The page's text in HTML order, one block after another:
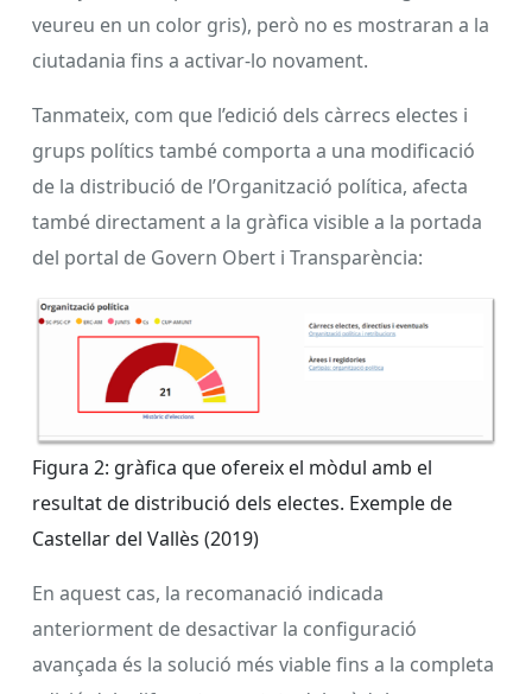
veureu en un color gris), però no es mostraran a la
ciutadania fins a activar-lo novament.
Tanmateix, com que l’edició dels càrrecs electes i
grups polítics també comporta a una modificació
de la distribució de l’Organització política, afecta
també directament a la gràfica visible a la portada
del portal de Govern Obert i Transparència:
Figura 2: gràfica que ofereix el mòdul amb el
resultat de distribució dels electes. Exemple de
Castellar del Vallès (2019)
En aquest cas, la recomanació indicada
anteriorment de desactivar la configuració
avançada és la solució més viable fins a la completa